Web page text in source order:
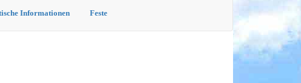
Informationen Feste